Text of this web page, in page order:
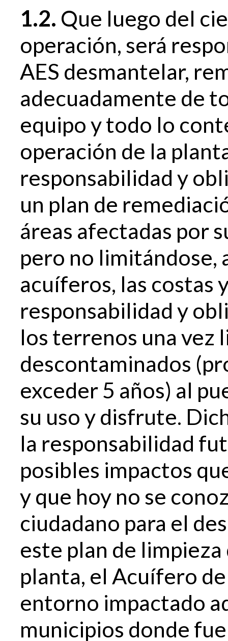
1.2. Que luego del
operación, será
AES desmantelar,
adecuadamente de
equipo y todo lo
operación de la
responsabilidad y
un plan de
áreas afectadas por
pero no limitándose,
acuíferos, las costas
responsabilidad y
los terrenos una vez
descontaminados
exceder 5 años) al
su uso y disfrute.
la responsabilidad
posibles impactos
y que hoy no se
ciudadano para el
este plan de
planta, el Acuífero
entorno impactado
municipios donde